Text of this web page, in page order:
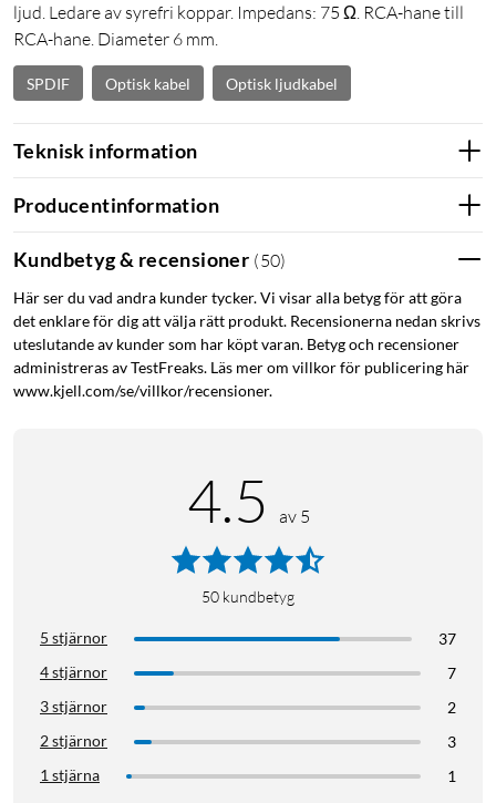
ljud. Ledare av syrefri koppar. Impedans: 75 Ω. RCA-hane till
RCA-hane. Diameter 6 mm.
SPDIF Optisk kabel Optisk ljudkabel
Teknisk information
Producentinformation
Kundbetyg & recensioner (50)
Här ser du vad andra kunder tycker. Vi visar alla betyg för att göra
det enklare för dig att välja rätt produkt. Recensionerna nedan skrivs
uteslutande av kunder som har köpt varan. Betyg och recensioner
administreras av TestFreaks. Läs mer om villkor för publicering här
www.kjell.com/se/villkor/recensioner.
4.5 av 5
50 kundbetyg
5 stjärnor
37
4 stjärnor
7
3 stjärnor
2
2 stjärnor
3
1 stjärna
1